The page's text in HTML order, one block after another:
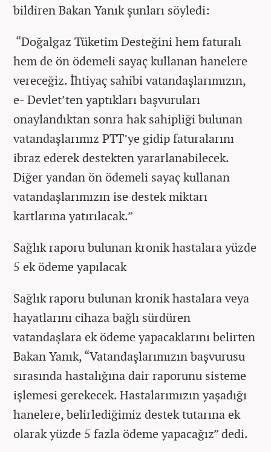
bildiren Bakan Yanık şunları söyledi:
“Doğalgaz Tüketim Desteğini hem faturalı
hem de ön ödemeli sayaç kullanan hanelere
vereceğiz. İhtiyaç sahibi vatandaşlarımızın,
e- Devlet’ten yaptıkları başvuruları
onaylandıktan sonra hak sahipliği bulunan
vatandaşlarımız PTT’ye gidip faturalarını
ibraz ederek destekten yararlanabilecek.
Diğer yandan ön ödemeli sayaç kullanan
vatandaşlarımızın ise destek miktarı
kartlarına yatırılacak.”
Sağlık raporu bulunan kronik hastalara yüzde
5 ek ödeme yapılacak
Sağlık raporu bulunan kronik hastalara veya
hayatlarını cihaza bağlı sürdüren
vatandaşlara ek ödeme yapacaklarını belirten
Bakan Yanık, “Vatandaşlarımızın başvurusu
sırasında hastalığına dair raporunu sisteme
işlemesi gerekecek. Hastalarımızın yaşadığı
hanelere, belirlediğimiz destek tutarına ek
olarak yüzde 5 fazla ödeme yapacağız” dedi.